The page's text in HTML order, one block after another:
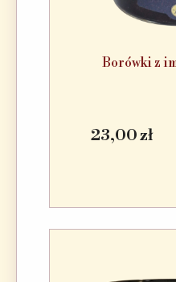
Borówki z
23,00 zł